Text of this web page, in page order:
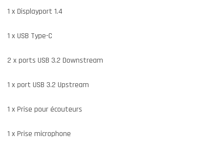
1 x Displayport 1.4
1 x USB Type-C
2 x ports USB 3.2 Downstream
1 x port USB 3.2 Upstream
1 x Prise pour écouteurs
1 x Prise microphone